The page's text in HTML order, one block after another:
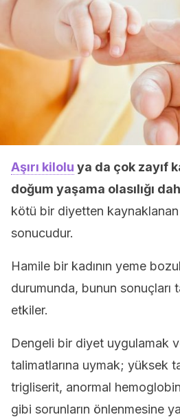
Aşırı kilolu ya da çok zayıf
doğum yaşama olasılığı
kötü bir diyetten
sonucudur.
Hamile bir kadının yeme
durumunda, bunun sonuçları
etkiler.
Dengeli bir diyet uygulamak
talimatlarına uymak; yüksek
trigliserit, anormal
gibi sorunların önlenmesine